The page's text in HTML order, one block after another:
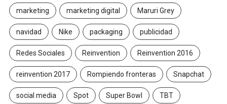
marketing marketing digital Maruri Grey
navidad Nike packaging publicidad
Redes Sociales Reinvention Reinvention 2016
reinvention 2017 Rompiendo fronteras Snapchat
social media Spot Super Bowl TBT